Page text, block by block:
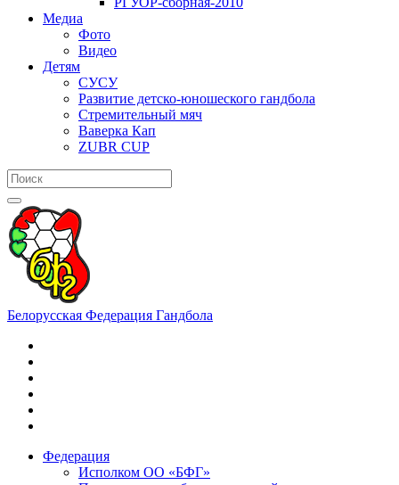
Медиа
Фото
Видео
Детям
СУСУ
Развитие детско-юношеского гандбола
Стремительный мяч
Ваверка Кап
ZUBR CUP
Белорусская Федерация Гандбола
Федерация
Исполком ОО «БФГ»